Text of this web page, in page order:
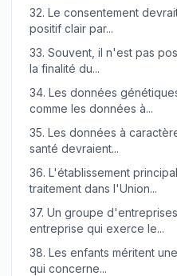
32. Le consentement
positif clair par...
33. Souvent, il n'est pas
la finalité du...
34. Les données
comme les données à...
35. Les données à
santé devraient...
36. L'établissement
traitement dans l'Union...
37. Un groupe
entreprise qui exerce le...
38. Les enfants méritent
qui concerne...